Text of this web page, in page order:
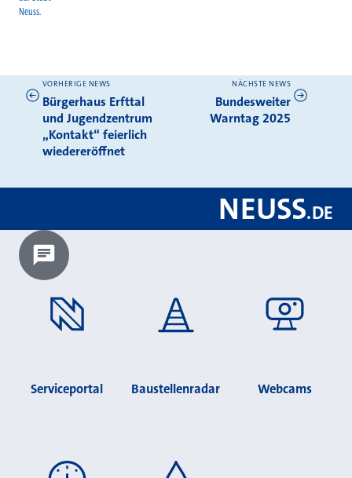
Neuss.
Weitere News
VORHERIGE NEWS
Bürgerhaus Erfttal
und Jugendzentrum
„Kontakt“ feierlich
wiedereröffnet
NÄCHSTE NEWS
Bundesweiter
Warntag 2025
NEUSS.DE
Chatbot laden?
Serviceportal Baustellenradar Webcams